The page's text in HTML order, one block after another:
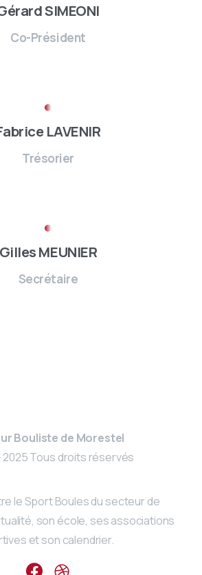
SIMEONI
Co-Président
LAVENIR
Trésorier
Gilles MEUNIER
Secrétaire
Bouliste de Morestel
2025 Tous droits réservés
le Sport Boules du secteur de
son école, ses associations
et son calendrier.